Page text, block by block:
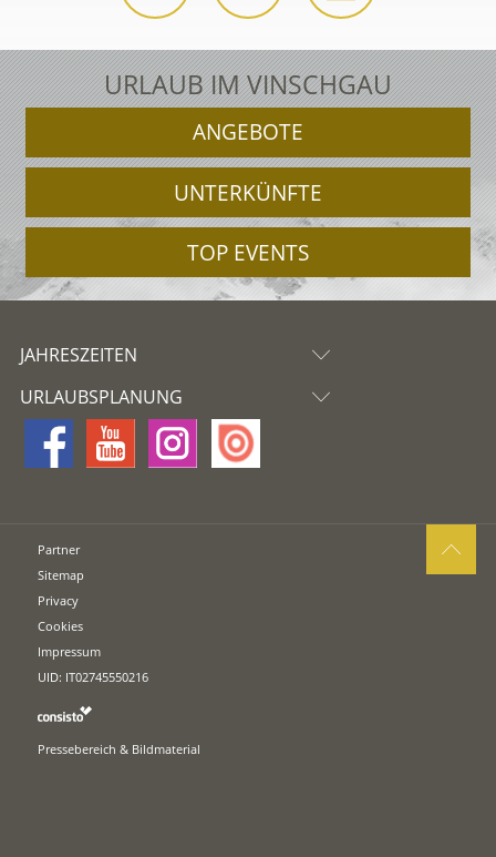
URLAUB IM VINSCHGAU
ANGEBOTE
UNTERKÜNFTE
TOP EVENTS
JAHRESZEITEN
URLAUBSPLANUNG
Partner
Sitemap
Privacy
Cookies
Impressum
UID: IT02745550216
Pressebereich & Bildmaterial